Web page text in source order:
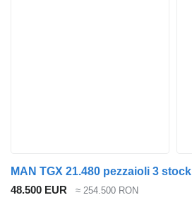
MAN TGX 21.480 pezzaioli 3 stock
48.500 EUR
≈ 254.500 RON